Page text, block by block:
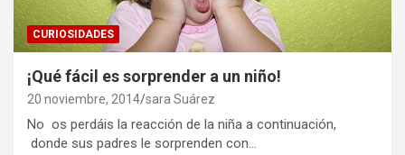
CURIOSIDADES
¡Qué fácil es sorprender a un niño!
20 noviembre, 2014 sara Suárez
No os perdáis la reacción de la niña a continuación,
donde sus padres le sorprenden con…